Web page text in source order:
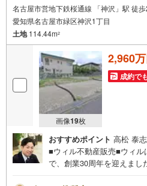
名古屋市営地下鉄桜通線 「神沢」駅 徒
愛知県名古屋市緑区神沢1丁目
土地114.44m2
画像19枚
2,960
成約で
おすすめポイント 高松 泰志
■ウィル不動産販売■ウィ
で、創業30周年を迎えまし